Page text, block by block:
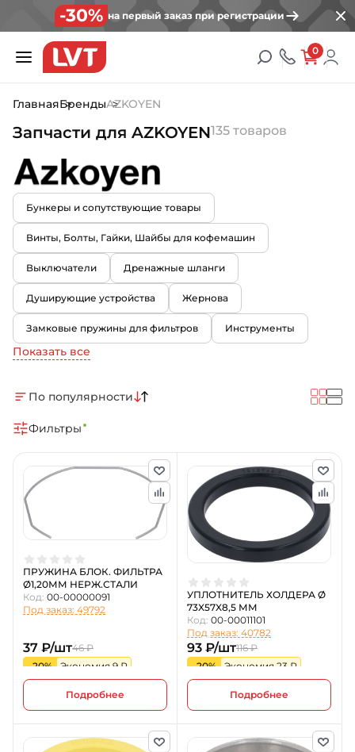
-30% на первый заказ при регистрации
0
ГлавнаяБрендыAZKOYEN
Запчасти для AZKOYEN135 товаров
Бункеры и сопутствующие товары
Винты, Болты, Гайки, Шайбы для кофемашин
Выключатели Дренажные шланги
Душирующие устройства Жернова
Замковые пружины для фильтров Инструменты
Показать все
По популярности
Фильтры
ПРУЖИНА БЛОК. ФИЛЬТРА
Ø1,20ММ НЕРЖ.СТАЛИ
Код: 00-00000091
Под заказ: 49792
37 ₽/шт46 ₽
-20%
Экономия 9 ₽
Подробнее
УПЛОТНИТЕЛЬ ХОЛДЕРА Ø
73X57X8,5 ММ
Код: 00-00011101
Под заказ: 40782
93 ₽/шт116 ₽
-20%
Экономия 23 ₽
Подробнее